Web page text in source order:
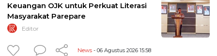
Keuangan OJK untuk Perkuat Literasi
Masyarakat Parepare
Editor
News - 06 Agustus 2026 15:58